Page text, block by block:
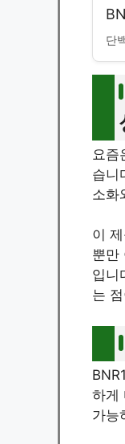
단
요즘
습니
소화
이
뿐만
입니
는
하게
가능